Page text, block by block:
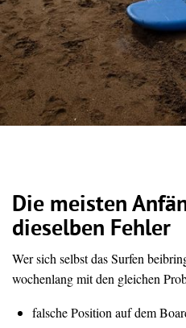
Die meisten
dieselben Fehler
Wer sich selbst das Surfen
wochenlang mit den gleichen
falsche Position auf dem